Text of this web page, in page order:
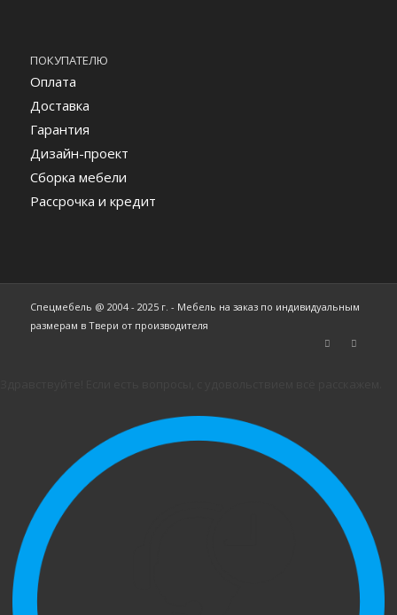
ПОКУПАТЕЛЮ
Оплата
Доставка
Гарантия
Дизайн-проект
Сборка мебели
Рассрочка и кредит
Спецмебель @ 2004 - 2025 г. - Мебель на заказ по индивидуальным
размерам в Твери от производителя